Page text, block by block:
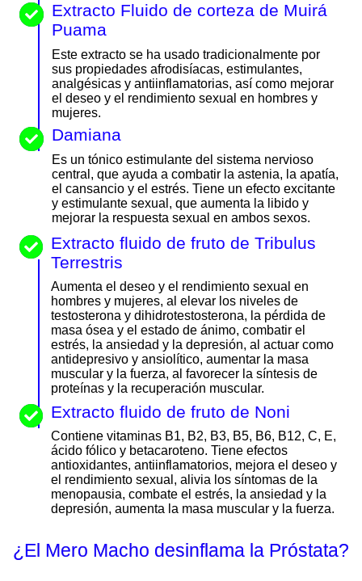
Extracto Fluido de corteza de Muirá
Puama
Este extracto se ha usado tradicionalmente por
sus propiedades afrodisíacas, estimulantes,
analgésicas y antiinflamatorias, así como mejorar
el deseo y el rendimiento sexual en hombres y
mujeres.
Damiana
Es un tónico estimulante del sistema nervioso
central, que ayuda a combatir la astenia, la apatía,
el cansancio y el estrés. Tiene un efecto excitante
y estimulante sexual, que aumenta la libido y
mejorar la respuesta sexual en ambos sexos.
Extracto fluido de fruto de Tribulus
Terrestris
Aumenta el deseo y el rendimiento sexual en
hombres y mujeres, al elevar los niveles de
testosterona y dihidrotestosterona, la pérdida de
masa ósea y el estado de ánimo, combatir el
estrés, la ansiedad y la depresión, al actuar como
antidepresivo y ansiolítico, aumentar la masa
muscular y la fuerza, al favorecer la síntesis de
proteínas y la recuperación muscular.
Extracto fluido de fruto de Noni
Contiene vitaminas B1, B2, B3, B5, B6, B12, C, E,
ácido fólico y betacaroteno. Tiene efectos
antioxidantes, antiinflamatorios, mejora el deseo y
el rendimiento sexual, alivia los síntomas de la
menopausia, combate el estrés, la ansiedad y la
depresión, aumenta la masa muscular y la fuerza.
¿El Mero Macho desinflama la Próstata?